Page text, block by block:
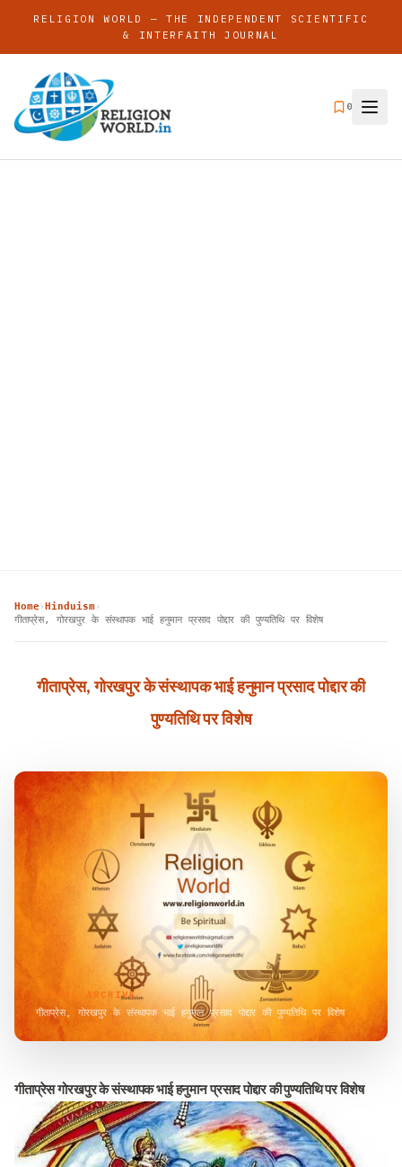
RELIGION WORLD — THE INDEPENDENT SCIENTIFIC
& INTERFAITH JOURNAL
0
Home› Hinduism›
गीताप्रेस, गोरखपुर के संस्थापक भाई हनुमान प्रसाद पोद्दार की पुण्यतिथि पर विशेष
गीताप्रेस, गोरखपुर के संस्थापक भाई हनुमान प्रसाद पोद्दार की
पुण्यतिथि पर विशेष
VISUAL ARCHIVE
गीताप्रेस, गोरखपुर के संस्थापक भाई हनुमान प्रसाद पोद्दार की पुण्यतिथि पर विशेष
गीताप्रेसगोरखपुरकेसंस्थापकभाईहनुमानप्रसादपोद्दारकीपुण्यतिथिपरविशेष